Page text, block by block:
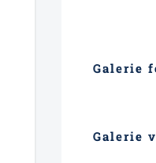
Galerie
Galerie